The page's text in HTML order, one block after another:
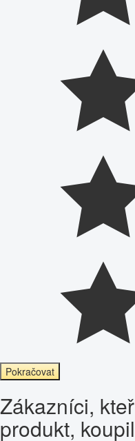
Pokračovat
Zákazníci,
produkt,